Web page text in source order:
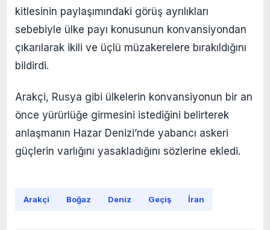
kitlesinin paylaşımındaki görüş ayrılıkları
sebebiyle ülke payı konusunun konvansiyondan
çıkarılarak ikili ve üçlü müzakerelere bırakıldığını
bildirdi.
Arakçi, Rusya gibi ülkelerin konvansiyonun bir an
önce yürürlüğe girmesini istediğini belirterek
anlaşmanın Hazar Denizi’nde yabancı askeri
güçlerin varlığını yasakladığını sözlerine ekledi.
Arakçi Boğaz Deniz Geçiş İran